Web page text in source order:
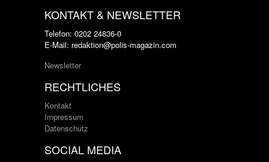
KONTAKT & NEWSLETTER
Telefon: 0202 24836-0
E-Mail: redaktion@polis-magazin.com
Newsletter
RECHTLICHES
Kontakt
Impressum
Datenschutz
SOCIAL MEDIA